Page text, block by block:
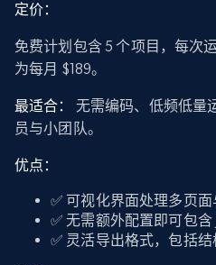
定价：
免费计划包含 5 个项目，每次
为每月 $189。
最适合：
无需编码、低频低量
员与小团队。
优点：
✅ 可视化界面处理多页
✅ 无需额外配置即可包含
✅ 灵活导出格式，包括结